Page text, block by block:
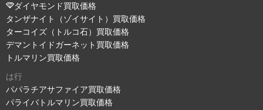
ダイヤモンド買取価格
タンザナイト（ゾイサイト）買取価格
ターコイズ（トルコ石）買取価格
デマントイドガーネット買取価格
トルマリン買取価格
は行
パパラチアサファイア買取価格
パライバトルマリン買取価格